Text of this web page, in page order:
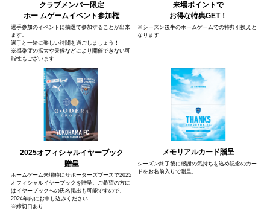
クラブメンバー限定
ホー ムゲームイベント参加権
選手参加のイベントに抽選で参加することが出来
ます。
選手と一緒に楽しい時間を過ごしましょう！
※感染症の拡大や天候などにより開催できない可
能性もございます
来場ポイントで
お得な特典GET！
※シーズン後半のホームゲームでの特典引換えと
なります
2025オフィシャルイヤーブック
贈呈
ホームゲーム来場時にサポーターズブースで2025
オフィシャルイヤーブックを贈呈。ご希望の方に
はイヤーブックへの氏名掲出も可能ですので、
2024年内にお申し込みください
※締切日あり
メモリアルカード贈呈
シーズン終了後に感謝の気持ちを込め記念のカー
ドをお名前入りで贈呈。